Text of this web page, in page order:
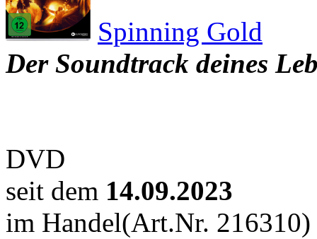
Spinning Gold
Der Soundtrack deines
DVD
seit dem 14.09.2023
im Handel(Art.Nr. 216310)